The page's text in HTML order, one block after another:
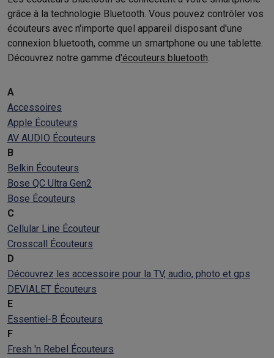
grâce à la technologie Bluetooth. Vous pouvez contrôler vos
écouteurs avec n'importe quel appareil disposant d'une
connexion bluetooth, comme un smartphone ou une tablette.
Découvrez notre gamme d'écouteurs bluetooth.
A
Accessoires
Apple Écouteurs
AV AUDIO Écouteurs
B
Belkin Écouteurs
Bose QC Ultra Gen2
Bose Écouteurs
C
Cellular Line Écouteur
Crosscall Écouteurs
D
Découvrez les accessoire pour la TV, audio, photo et gps
DEVIALET Écouteurs
E
Essentiel-B Écouteurs
F
Fresh 'n Rebel Écouteurs